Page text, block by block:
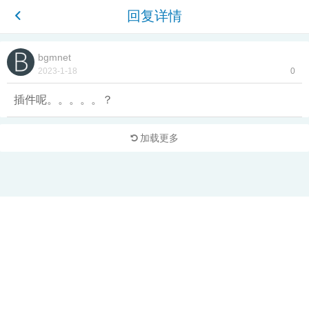
回复详情
bgmnet
2023-1-18 0
插件呢。。。。。？
加载更多